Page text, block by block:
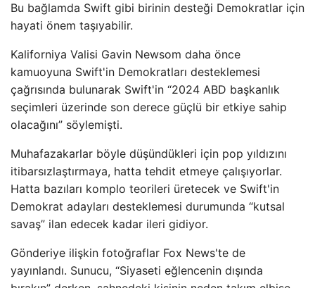
Bu bağlamda Swift gibi birinin desteği Demokratlar için
hayati önem taşıyabilir.
Kaliforniya Valisi Gavin Newsom daha önce
kamuoyuna Swift'in Demokratları desteklemesi
çağrısında bulunarak Swift'in “2024 ABD başkanlık
seçimleri üzerinde son derece güçlü bir etkiye sahip
olacağını” söylemişti.
Muhafazakarlar böyle düşündükleri için pop yıldızını
itibarsızlaştırmaya, hatta tehdit etmeye çalışıyorlar.
Hatta bazıları komplo teorileri üretecek ve Swift'in
Demokrat adayları desteklemesi durumunda “kutsal
savaş” ilan edecek kadar ileri gidiyor.
Gönderiye ilişkin fotoğraflar Fox News'te de
yayınlandı. Sunucu, “Siyaseti eğlencenin dışında